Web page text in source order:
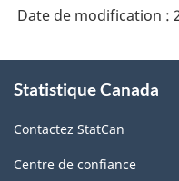
par
"A"
Date de modification :
propos
ce
site
Statistique Canada
Contactez StatCan
Centre de confiance